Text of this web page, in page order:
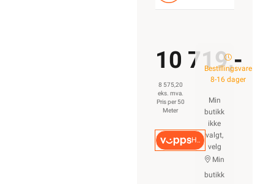
10 719,-
8 575,20
eks. mva.
Pris per 50
Meter
Hurtigkasse
Bestillingsvare
8-16 dager
Min
butikk
ikke
valgt,
velg
Min
butikk